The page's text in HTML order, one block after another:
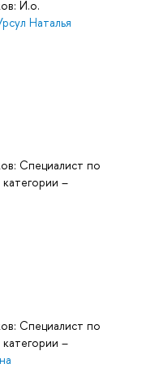
И.о.
Наталья
Специалист по
–
Специалист по
–